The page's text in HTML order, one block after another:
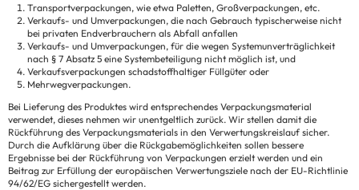
Transportverpackungen, wie etwa Paletten, Großverpackungen, etc.
Verkaufs- und Umverpackungen, die nach Gebrauch typischerweise nicht
bei privaten Endverbrauchern als Abfall anfallen
Verkaufs- und Umverpackungen, für die wegen Systemunverträglichkeit
nach § 7 Absatz 5 eine Systembeteiligung nicht möglich ist, und
Verkaufsverpackungen schadstoffhaltiger Füllgüter oder
Mehrwegverpackungen.
Bei Lieferung des Produktes wird entsprechendes Verpackungsmaterial
verwendet, dieses nehmen wir unentgeltlich zurück. Wir stellen damit die
Rückführung des Verpackungsmaterials in den Verwertungskreislauf sicher.
Durch die Aufklärung über die Rückgabemöglichkeiten sollen bessere
Ergebnisse bei der Rückführung von Verpackungen erzielt werden und ein
Beitrag zur Erfüllung der europäischen Verwertungsziele nach der EU-Richtlinie
94/62/EG sichergestellt werden.